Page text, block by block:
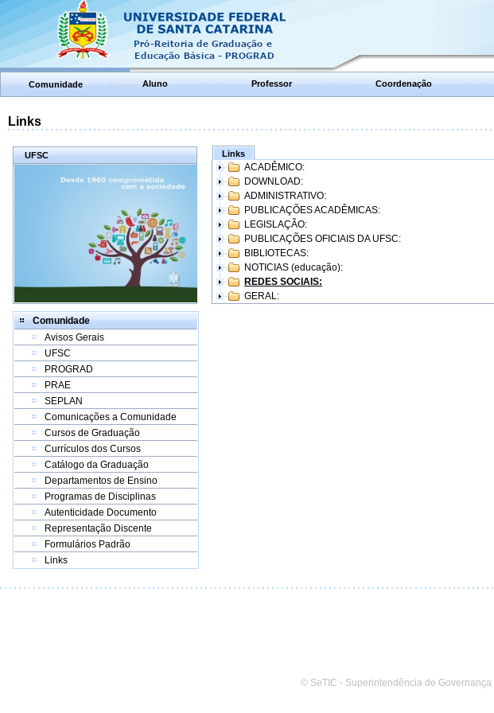
Comunidade Aluno Professor Coordenação
Links
UFSC
Comunidade
Avisos Gerais
UFSC
PROGRAD
PRAE
SEPLAN
Comunicações a Comunidade
Cursos de Graduação
Currículos dos Cursos
Catálogo da Graduação
Departamentos de Ensino
Programas de Disciplinas
Autenticidade Documento
Representação Discente
Formulários Padrão
Links
Links
ACADÊMICO:
DOWNLOAD:
ADMINISTRATIVO:
PUBLICAÇÕES ACADÊMICAS:
LEGISLAÇÃO:
PUBLICAÇÕES OFICIAIS DA UFSC:
BIBLIOTECAS:
NOTICIAS (educação):
REDES SOCIAIS:
GERAL:
© SeTIC - Superintendência de